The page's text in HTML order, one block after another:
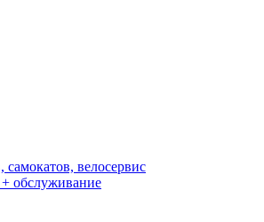
велосервис
обслуживание